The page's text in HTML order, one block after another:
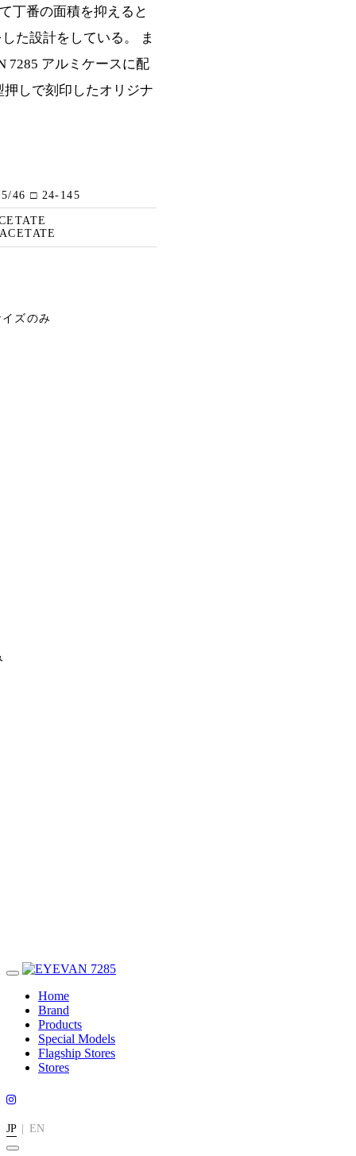
丁番の面積を抑えると
た設計をしている。 ま
7285 アルミケースに配
しで刻印したオリジナ
46 □ 24-145
ズのみ
Home
Brand
Products
Special Models
Flagship Stores
Stores
JP | EN